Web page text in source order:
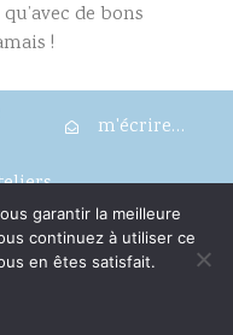
de bons
!
m'écrire…
locations
garantir la meilleure
continuez à utiliser ce
en êtes satisfait.